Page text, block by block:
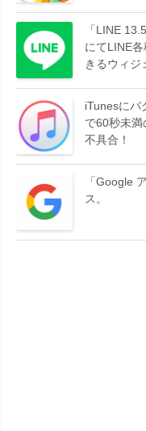
「LINE
にてLINE
きるウィジ
iTunesにバ
で60秒未
不具合！
「Google
ス。